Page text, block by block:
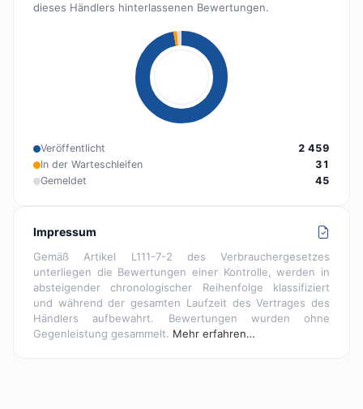
dieses Händlers hinterlassenen Bewertungen.
Veröffentlicht
2 459
In der Warteschleifen
31
Gemeldet
45
Impressum
Gemäß Artikel L111-7-2 des Verbrauchergesetzes
unterliegen die Bewertungen einer Kontrolle, werden in
absteigender chronologischer Reihenfolge klassifiziert
und während der gesamten Laufzeit des Vertrages des
Händlers aufbewahrt. Bewertungen wurden ohne
Gegenleistung gesammelt. Mehr erfahren…